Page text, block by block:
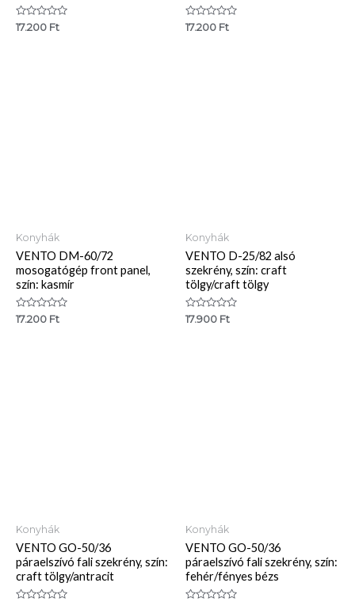
Értékelés:
0
17.200 Ft
Értékelés:
0
17.200 Ft
Konyhák
VENTO DM-60/72
mosogatógép front panel,
szín: kasmír
Értékelés:
0
17.200 Ft
Konyhák
VENTO D-25/82 alsó
szekrény, szín: craft
tölgy/craft tölgy
Értékelés:
0
17.900 Ft
Konyhák
VENTO GO-50/36
páraelszívó fali szekrény, szín:
craft tölgy/antracit
Konyhák
VENTO GO-50/36
páraelszívó fali szekrény, szín:
fehér/fényes bézs